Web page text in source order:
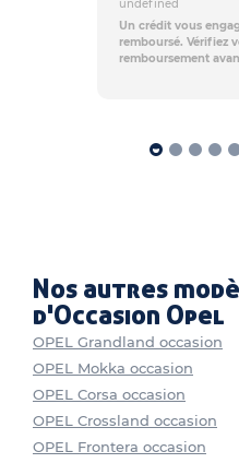
undefined
Un crédit vous
remboursé. Vérifiez
remboursement
Nos autres
d'Occasion Opel
OPEL Grandland occasion
OPEL Mokka occasion
OPEL Corsa occasion
OPEL Crossland occasion
OPEL Frontera occasion